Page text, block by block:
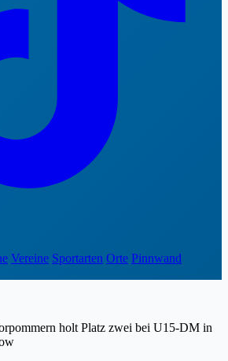
Vereine Sportarten Orte Pinnwand
holt Platz zwei bei U15-DM in